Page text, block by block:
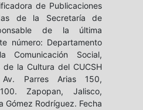
de Publicaciones
de la Secretaría de
de la última
número: Departamento
Social,
de la Cultura del CUCSH
Av. Parres Arias 150,
Zapopan, Jalisco,
Gómez Rodríguez. Fecha